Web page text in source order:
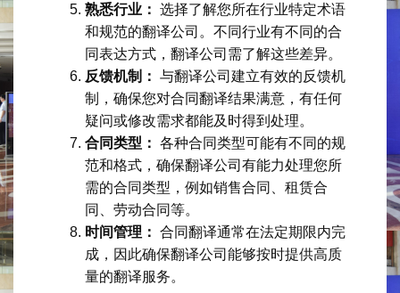
熟悉行业： 选择了解您所在行业特定术语
和规范的翻译公司。不同行业有不同的合
同表达方式，翻译公司需了解这些差异。
反馈机制： 与翻译公司建立有效的反馈机
制，确保您对合同翻译结果满意，有任何
疑问或修改需求都能及时得到处理。
合同类型： 各种合同类型可能有不同的规
范和格式，确保翻译公司有能力处理您所
需的合同类型，例如销售合同、租赁合
同、劳动合同等。
时间管理： 合同翻译通常在法定期限内完
成，因此确保翻译公司能够按时提供高质
量的翻译服务。